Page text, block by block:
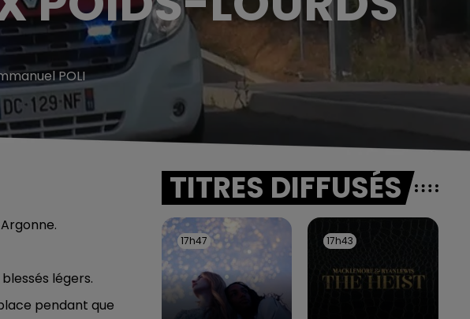
POLI
légers.
pendant que
TITRES DIFFUSÉS
17h47
17h47 17h43
17h43